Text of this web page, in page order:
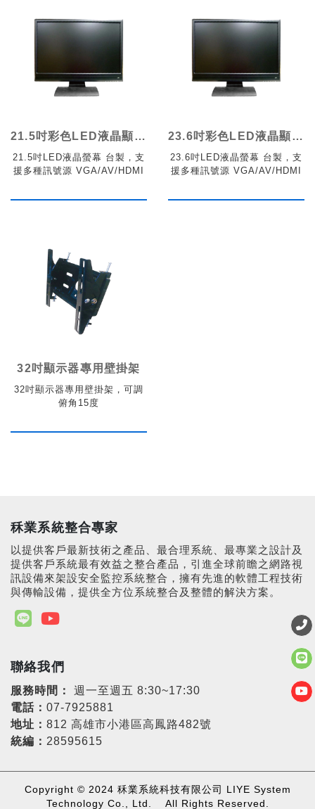
21.5吋彩色LED液晶顯示器
21.5吋LED液晶螢幕 台製，支
援多種訊號源 VGA/AV/HDMI
23.6吋彩色LED液晶顯示器
23.6吋LED液晶螢幕 台製，支
援多種訊號源 VGA/AV/HDMI
32吋顯示器專用壁掛架
32吋顯示器專用壁掛架，可調
俯角15度
秝業系統整合專家
以提供客戶最新技術之產品、最合理系統、最專業之設計及
提供客戶系統最有效益之整合產品，引進全球前瞻之網路視
訊設備來架設安全監控系統整合，擁有先進的軟體工程技術
與傳輸設備，提供全方位系統整合及整體的解決方案。
聯絡我們
服務時間：
週一至週五 8:30~17:30
電話： 07-7925881
地址： 812 高雄市小港區高鳳路482號
統編： 28595615
Copyright © 2024 秝業系統科技有限公司 LIYE System
Technology Co., Ltd. All Rights Reserved.